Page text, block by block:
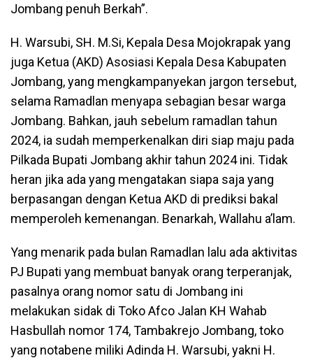
Jombang penuh Berkah”.
H. Warsubi, SH. M.Si, Kepala Desa Mojokrapak yang
juga Ketua (AKD) Asosiasi Kepala Desa Kabupaten
Jombang, yang mengkampanyekan jargon tersebut,
selama Ramadlan menyapa sebagian besar warga
Jombang. Bahkan, jauh sebelum ramadlan tahun
2024, ia sudah memperkenalkan diri siap maju pada
Pilkada Bupati Jombang akhir tahun 2024 ini. Tidak
heran jika ada yang mengatakan siapa saja yang
berpasangan dengan Ketua AKD di prediksi bakal
memperoleh kemenangan. Benarkah, Wallahu a’lam.
Yang menarik pada bulan Ramadlan lalu ada aktivitas
PJ Bupati yang membuat banyak orang terperanjak,
pasalnya orang nomor satu di Jombang ini
melakukan sidak di Toko Afco Jalan KH Wahab
Hasbullah nomor 174, Tambakrejo Jombang, toko
yang notabene miliki Adinda H. Warsubi, yakni H.